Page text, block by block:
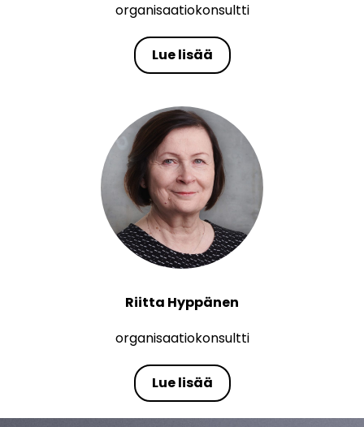
organisaatiokonsultti
Lue lisää
Riitta Hyppänen
organisaatiokonsultti
Lue lisää